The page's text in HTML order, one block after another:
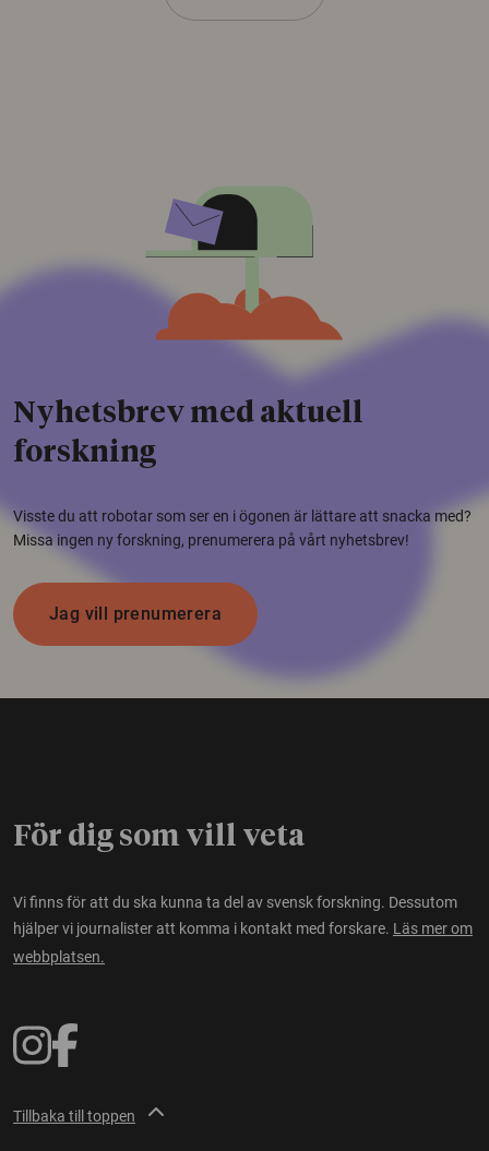
Nyhetsbrev med aktuell
forskning
Visste du att robotar som ser en i ögonen är lättare att snacka med?
Missa ingen ny forskning, prenumerera på vårt nyhetsbrev!
Jag vill prenumerera
För dig som vill veta
Vi finns för att du ska kunna ta del av svensk forskning. Dessutom
hjälper vi journalister att komma i kontakt med forskare. Läs mer om
webbplatsen.
Tillbaka till toppen